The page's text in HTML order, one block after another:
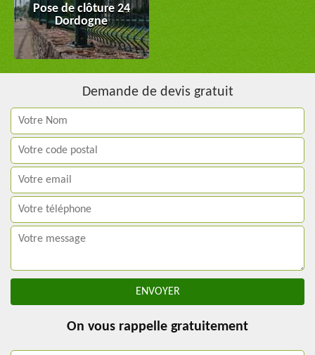
Pose de clôture 24
Dordogne
Demande de devis gratuit
On vous rappelle gratuitement